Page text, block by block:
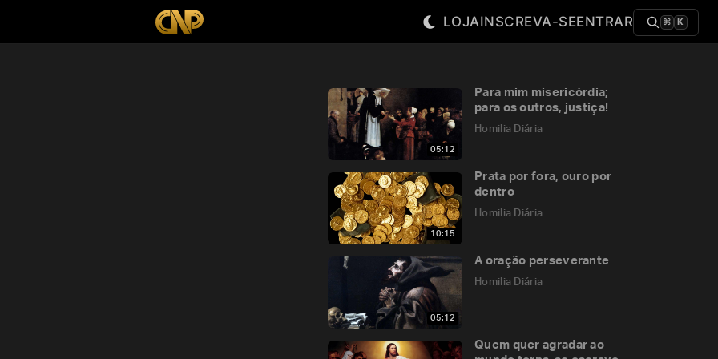
LOJAINSCREVA-SEENTRAR ⌘ K
05:12
Para mim misericórdia;
para os outros, justiça!
Homilia Diária
10:15
Prata por fora, ouro por
dentro
Homilia Diária
05:12
A oração perseverante
Homilia Diária
Quem quer agradar ao